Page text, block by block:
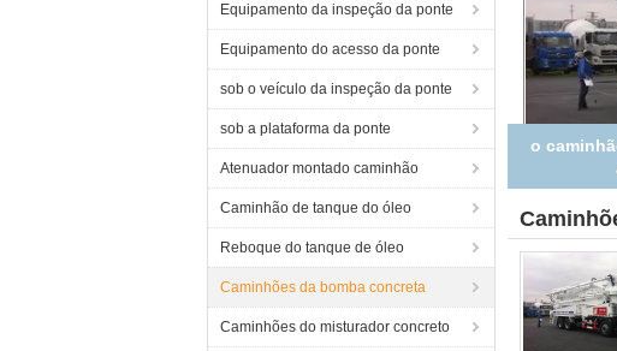
Equipamento da inspeção da ponte
Equipamento do acesso da ponte
sob o veículo da inspeção da ponte
sob a plataforma da ponte
Atenuador montado caminhão
Caminhão de tanque do óleo
Reboque do tanque de óleo
Caminhões da bomba concreta
Caminhões do misturador concreto
o